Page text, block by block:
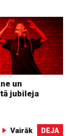
un
jubileja
Vairāk DEJA